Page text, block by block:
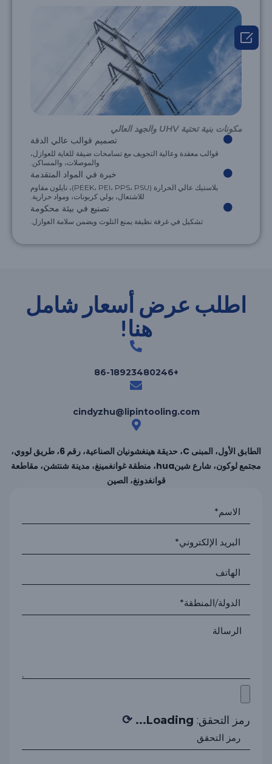
مكونات بنية تحتية UHV والجهد العالي
تصميم قوالب عالي الدقة
قوالب معقدة وعالية التجويف مع تسامحات ضيقة للغاية للعوازل،
والموصلات، والمساكن.
خبرة في المواد المتقدمة
بلاستيك عالي الحرارة (PEEK، PEI، PPS، PSU)، نايلون مقاوم
للاشتعال، بولي كربونات، ومواد حرارية.
تصنيع في بيئة محكومة
تشكيل في غرفة نظيفة يمنع التلوث ويضمن سلامة العوازل.
اطلب عرض أسعار شامل
هنا!
+86-18923480246
cindyzhu@lipintooling.com
الطابق الأول، المبنى C، حديقة هينغشونيان الصناعية، رقم 6، طريق لووي،
مجتمع لوكون، شارع شينhua، منطقة غوانغمينغ، مدينة شنتشن، مقاطعة
قوانغدونغ، الصين
رمز التحقق: Loading...
⟳
